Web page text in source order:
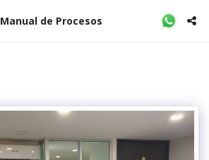
Manual de Procesos